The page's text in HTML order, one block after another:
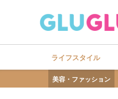
ライフスタイル
美容・ファッション